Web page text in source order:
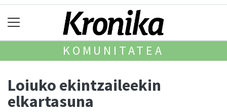
KOMUNITATEA
Loiuko ekintzaileekin
elkartasuna